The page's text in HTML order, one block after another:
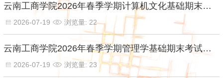
云南工商学院2026年春季学期计算机文化基础期末考试【标准答案】
2026-07-19 浏览量: 22
云南工商学院2026年春季学期管理学基础期末考试【标准答案】
2026-07-19 浏览量: 23